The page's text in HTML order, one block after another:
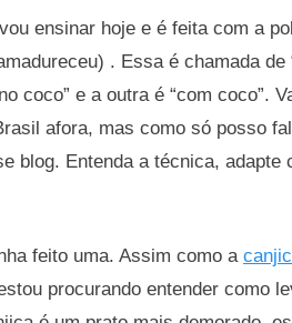
ensinar hoje e é feita com a
. Essa é chamada de
coco” e a outra é “com coco”.
afora, mas como só posso
blog. Entenda a técnica, adapte
feito uma. Assim como a
procurando entender como